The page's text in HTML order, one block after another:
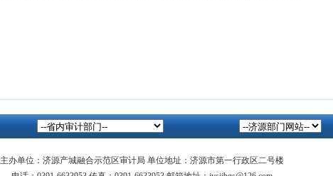
主办单位：济源产城融合示范区审计局 单位地址：济源市第一行政区二号楼